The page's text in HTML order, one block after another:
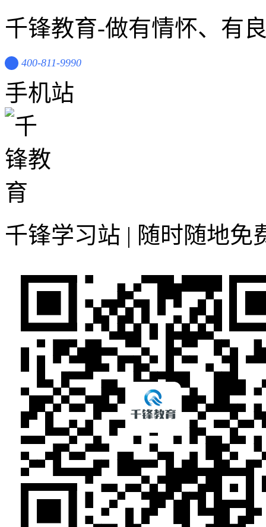
千锋教育-做有情怀、有
400-811-9990
手机站
千锋学习站 | 随时随地免